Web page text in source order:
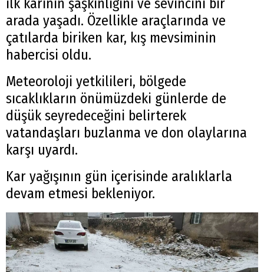
ilk karının şaşkınlığını ve sevincini bir
arada yaşadı. Özellikle araçlarında ve
çatılarda biriken kar, kış mevsiminin
habercisi oldu.
Meteoroloji yetkilileri, bölgede
sıcaklıkların önümüzdeki günlerde de
düşük seyredeceğini belirterek
vatandaşları buzlanma ve don olaylarına
karşı uyardı.
Kar yağışının gün içerisinde aralıklarla
devam etmesi bekleniyor.